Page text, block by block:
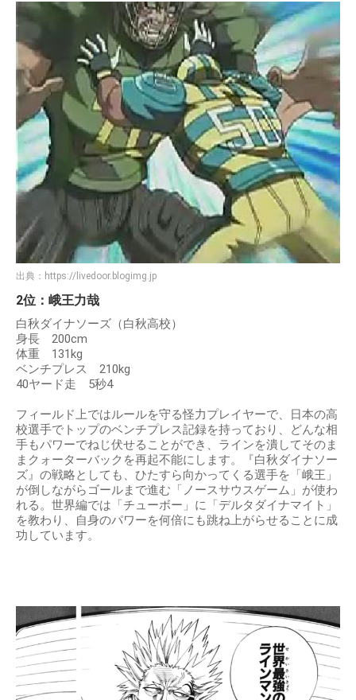
出典： https://livedoor.blogimg.jp
2位：峨王力哉
白秋ダイナソーズ（白秋高校）
身長 200cm
体重 131kg
ベンチプレス 210kg
40ヤード走 5秒4
フィールド上ではルールを守る怪力プレイヤーで、日本の高
校選手でトップのベンチプレス記録を持っており、どんな相
手もパワーでねじ伏せることができ、ラインを潰してそのま
まクォーターバックを再起不能にします。『白秋ダイナソー
ズ』の戦略としても、ひたすら向かってくる選手を「峨王」
が倒しながらゴールまで進む「ノースサウスゲーム」が使わ
れる。世界編では「チューボー」に「デルタダイナマイト」
を教わり、自身のパワーを何倍にも跳ね上がらせることに成
功しています。